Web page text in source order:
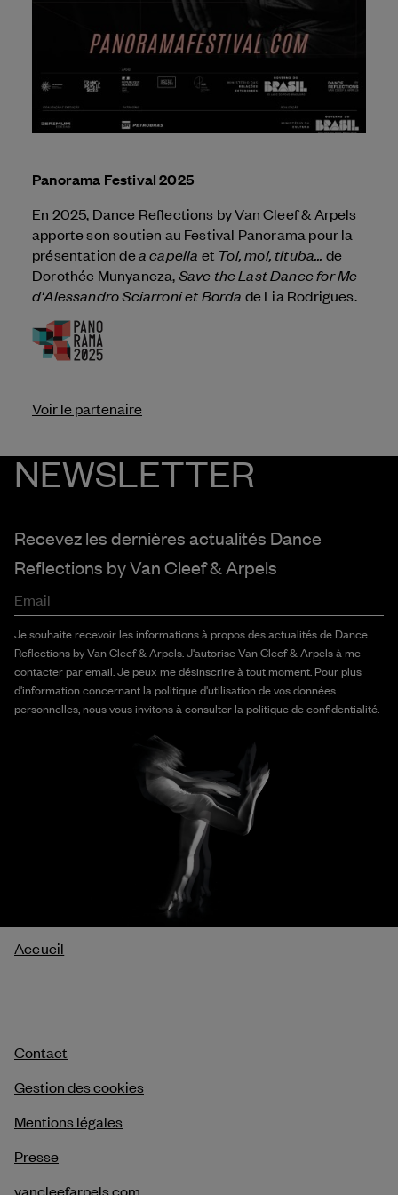
Panorama Festival 2025
En 2025, Dance Reflections byVan Cleef & Arpels
apporte son soutien au Festival Panorama pour la
présentation dea capella et Toi, moi, tituba... de
Dorothée Munyaneza, Save the Last Dance for Me
d'Alessandro Sciarroni et Borda de Lia Rodrigues.
Voir le partenaire
NEWSLETTER
Recevez les dernières actualités Dance
Reflections byVan Cleef & Arpels
Email
Je souhaite recevoir les informations à propos des actualités de Dance
Reflections by Van Cleef & Arpels. J'autorise Van Cleef & Arpels à me
contacter par email. Je peux me désinscrire à tout moment. Pour plus
d'information concernant la politique d'utilisation de vos données
personnelles, nous vous invitons à consulter la politique de confidentialité.
Fil
Accueil
Contact
Gestion des cookies
Mentions légales
Presse
vancleefarpels.com